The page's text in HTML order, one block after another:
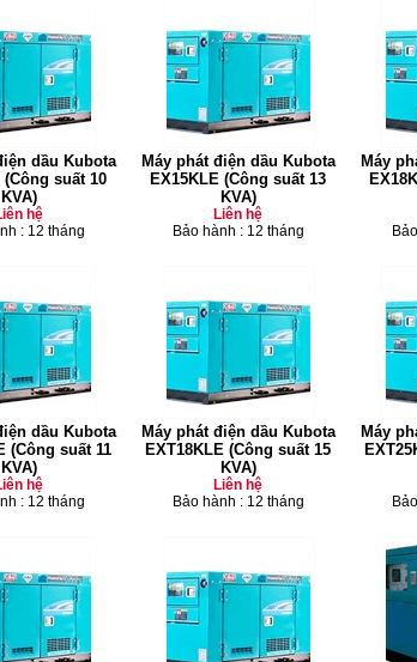
dầu Kubota
(Công suất 10
KVA)
hệ
: 12 tháng
Máy phát điện dầu Kubota
EX15KLE (Công suất 13
KVA)
Liên hệ
Bảo hành : 12 tháng
Máy
dầu Kubota
(Công suất 11
KVA)
hệ
: 12 tháng
Máy phát điện dầu Kubota
EXT18KLE (Công suất 15
KVA)
Liên hệ
Bảo hành : 12 tháng
Máy